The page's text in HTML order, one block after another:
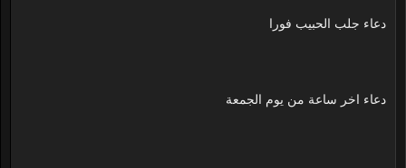
دعاء جلب الحبيب فورا
دعاء اخر ساعة من يوم الجمعة